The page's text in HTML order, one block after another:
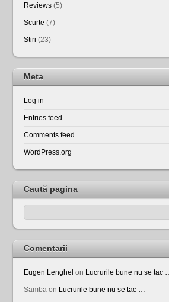
Reviews (5)
Scurte (7)
Stiri (23)
Meta
Log in
Entries feed
Comments feed
WordPress.org
Caută pagina
Comentarii
Eugen Lenghel on Lucrurile bune nu se tac …
Samba on Lucrurile bune nu se tac …